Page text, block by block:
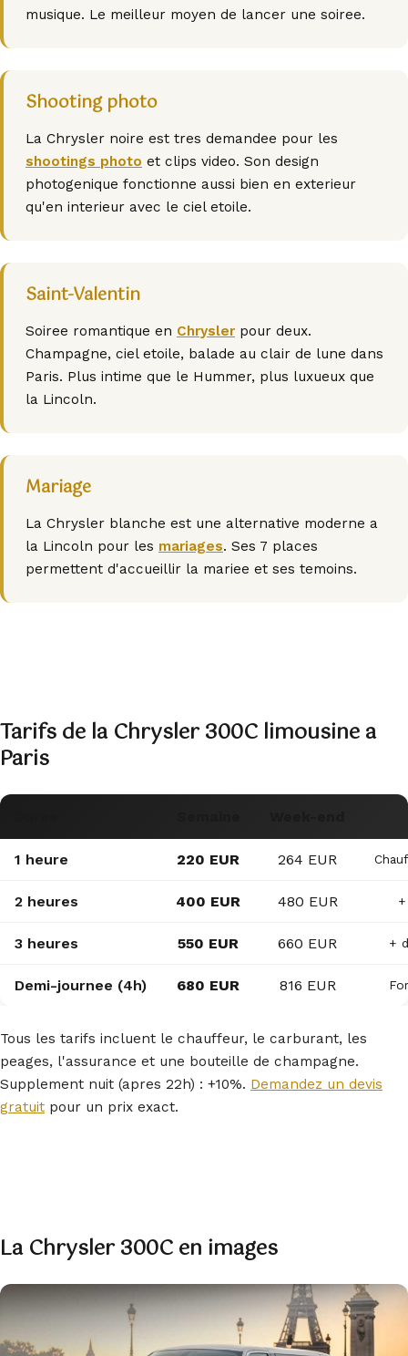
musique. Le meilleur moyen de lancer une soiree.
Shooting photo
La Chrysler noire est tres demandee pour les
shootings photo et clips video. Son design
photogenique fonctionne aussi bien en exterieur
qu'en interieur avec le ciel etoile.
Saint-Valentin
Soiree romantique en Chryslerpour deux.
Champagne, ciel etoile, balade au clair de lune dans
Paris. Plus intime que le Hummer, plus luxueux que
la Lincoln.
Mariage
La Chrysler blanche est une alternative moderne a
la Lincoln pour les mariages. Ses 7 places
permettent d'accueillir la mariee et ses temoins.
Tarifs de la Chrysler 300C limousine a
Paris
1 heure 220 EUR 264 EUR
2 heures 400 EUR 480 EUR
3 heures 550 EUR 660 EUR +
Demi-journee (4h) 680 EUR 816 EUR
Tous les tarifs incluent le chauffeur, le carburant, les
peages, l'assurance et une bouteille de champagne.
Supplement nuit (apres 22h) : +10%. Demandez un devis
gratuit pour un prix exact.
La Chrysler 300C en images